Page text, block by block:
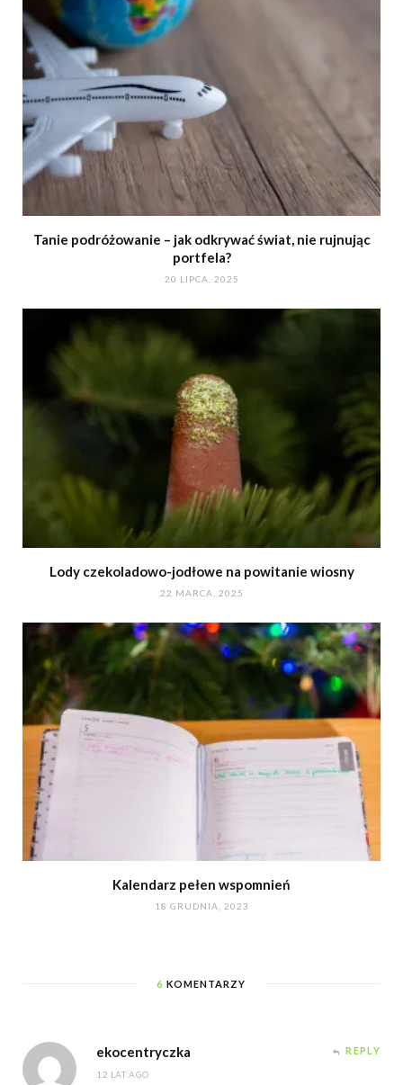
Tanie podróżowanie – jak odkrywać świat, nie rujnując
portfela?
20 LIPCA, 2025
Lody czekoladowo-jodłowe na powitanie wiosny
22 MARCA, 2025
Kalendarz pełen wspomnień
18 GRUDNIA, 2023
6 KOMENTARZY
ekocentryczka
12 LAT AGO
REPLY